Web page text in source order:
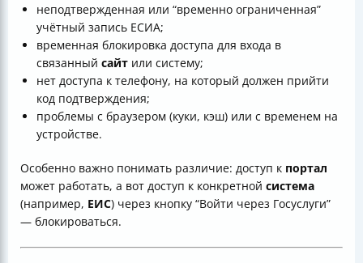
неподтвержденная или “временно ограниченная”
учётный запись ЕСИА;
временная блокировка доступа для входа в
связанный сайт или систему;
нет доступа к телефону, на который должен прийти
код подтверждения;
проблемы с браузером (куки, кэш) или с временем на
устройстве.
Особенно важно понимать различие: доступ к портал
может работать, а вот доступ к конкретной система
(например, ЕИС) через кнопку “Войти через Госуслуги”
— блокироваться.